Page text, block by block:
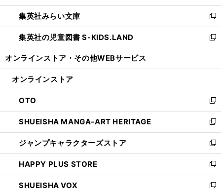
開
く
ウ
で
開
く
ン
ド
ウ
で
ウ
ィ
ン
ド
開
集英社みらい文庫
新
し
い
ン
ウ
で
開
く
集英社の児童図書 S-KIDS.LAND
新
ウ
ン
ド
ウ
で
開
く
オンラインストア・ その他WEBサービス
オンラインストア
OTO
新
し
い
ウ
ィ
ン
ド
ウ
で
SHUEISHA MANGA-ART HERITAGE
新
し
い
ウ
ィ
ン
ド
ジャンプキャラクターズストア
新
し
い
ウ
HAPPY PLUS STORE
新
し
SHUEISHA VOX